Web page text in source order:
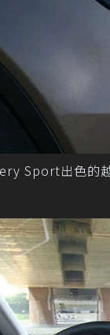
Sport出色的